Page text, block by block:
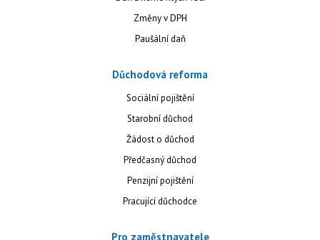
Změny v DPH
Paušální daň
Důchodová reforma
Sociální pojištění
Starobní důchod
Žádost o důchod
Předčasný důchod
Penzijní pojištění
Pracující důchodce
Pro zaměstnavatele